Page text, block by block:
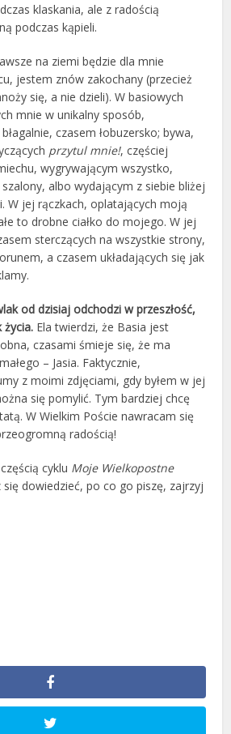
klaskania, ale z radością
podczas kąpieli.
na ziemi będzie dla mnie
jestem znów zakochany (przecież
się, a nie dzieli). W basiowych
mnie w unikalny sposób,
czasem łobuzersko; bywa,
przytul mnie!, częściej
wygrywającym wszystko,
albo wydającym z siebie bliżej
W jej rączkach, oplatających moją
to drobne ciałko do mojego. W jej
sterczących na wszystkie strony,
a czasem układających się jak
od dzisiaj odchodzi w przeszłość,
życia. Ela twierdzi, że Basia jest
czasami śmieje się, że ma
– Jasia. Faktycznie,
z moimi zdjęciami, gdy byłem w jej
się pomylić. Tym bardziej chcę
W Wielkim Poście nawracam się
radością!
cyklu Moje Wielkopostne
się dowiedzieć, po co go piszę, zajrzyj